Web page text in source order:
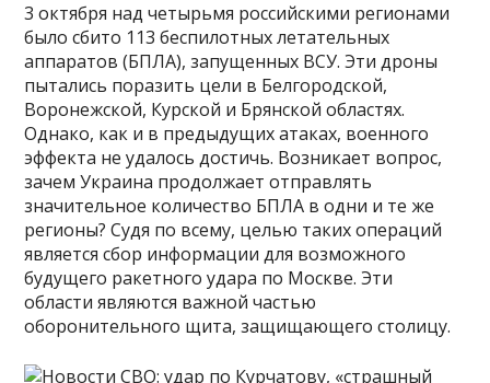
3 октября над четырьмя российскими регионами
было сбито 113 беспилотных летательных
аппаратов (БПЛА), запущенных ВСУ. Эти дроны
пытались поразить цели в Белгородской,
Воронежской, Курской и Брянской областях.
Однако, как и в предыдущих атаках, военного
эффекта не удалось достичь. Возникает вопрос,
зачем Украина продолжает отправлять
значительное количество БПЛА в одни и те же
регионы? Судя по всему, целью таких операций
является сбор информации для возможного
будущего ракетного удара по Москве. Эти
области являются важной частью
оборонительного щита, защищающего столицу.